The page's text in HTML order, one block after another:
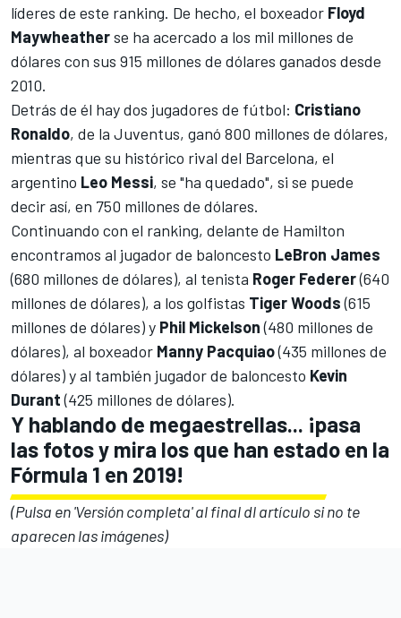
líderes de este ranking. De hecho, el boxeador Floyd
Maywheatherse ha acercado a los mil millones de
dólares con sus 915 millones de dólares ganados desde
2010.
Detrás de él hay dos jugadores de fútbol: Cristiano
Ronaldo, de la Juventus, ganó 800 millones de dólares,
mientras que su histórico rival del Barcelona, el
argentino Leo Messi, se "ha quedado", si se puede
decir así, en 750 millones de dólares.
Continuando con el ranking, delante de Hamilton
encontramos al jugador de baloncesto LeBron James
(680 millones de dólares), al tenista Roger Federer(640
millones de dólares), a los golfistas Tiger Woods(615
millones de dólares) y Phil Mickelson(480 millones de
dólares), al boxeador Manny Pacquiao(435 millones de
dólares) y al también jugador de baloncesto Kevin
Durant(425 millones de dólares).
Y hablando de megaestrellas... ¡pasa
las fotos y mira los que han estado en la
Fórmula 1 en 2019!
(Pulsa en 'Versión completa' al final dl artículo si no te
aparecen las imágenes)